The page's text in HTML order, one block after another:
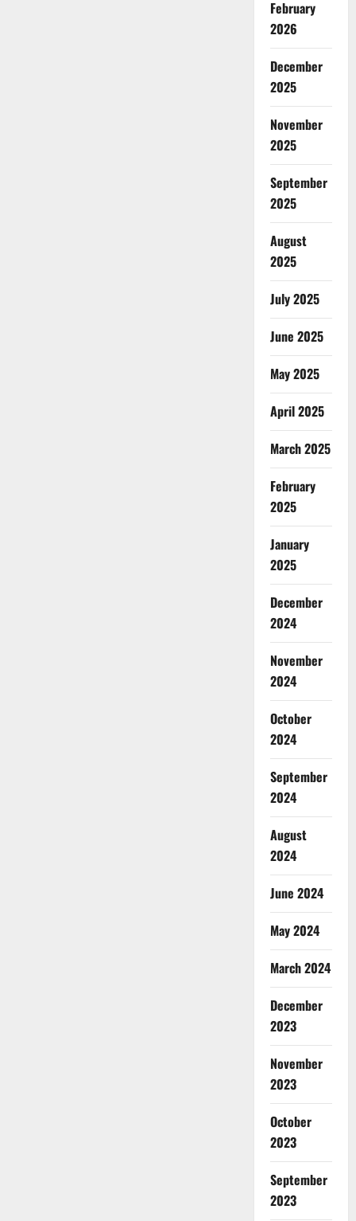
February
2026
December
2025
November
2025
September
2025
August
2025
July 2025
June 2025
May 2025
April 2025
March 2025
February
2025
January
2025
December
2024
November
2024
October
2024
September
2024
August
2024
June 2024
May 2024
March 2024
December
2023
November
2023
October
2023
September
2023